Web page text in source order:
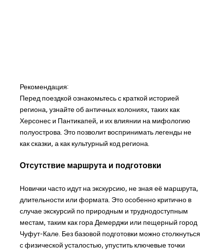
Рекомендация:
Перед поездкой ознакомьтесь с краткой историей
региона, узнайте об античных колониях, таких как
Херсонес и Пантикапей, и их влиянии на мифологию
полуострова. Это позволит воспринимать легенды не
как сказки, а как культурный код региона.
Отсутствие маршрута и подготовки
Новички часто идут на экскурсию, не зная её маршрута,
длительности или формата. Это особенно критично в
случае экскурсий по природным и труднодоступным
местам, таким как гора Демерджи или пещерный город
Чуфут-Кале. Без базовой подготовки можно столкнуться
с физической усталостью, упустить ключевые точки